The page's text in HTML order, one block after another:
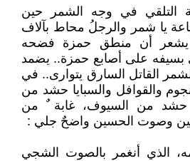
التلقي في وجه الشمر حين
يا شمر والرجلُ محاط بآلاف
يشعر أن منطق حمزة فضحه
على أصابع حمزة.. يضمد
القاتل السارق يتوارى.. في
والقوافل والسبايا حشد من
من السيوف، غابة ٌ من
وصوت الحسين واضحٌ جلي :
الذي أنغمر بالصوت الشجي